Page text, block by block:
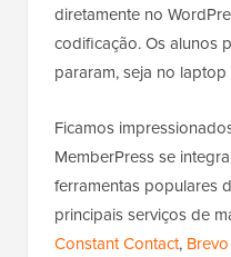
diretamente no
codificação. Os alunos
pararam, seja no
Ficamos
MemberPress se
ferramentas populares
principais serviços de
Constant Contact, Brevo